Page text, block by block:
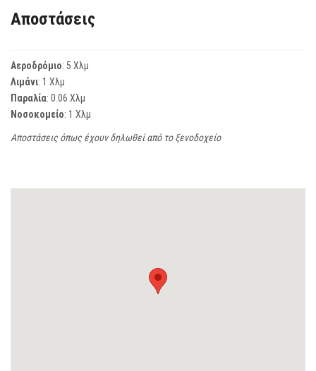
Αποστάσεις
Αεροδρόμιο: 5 Χλμ
Λιμάνι: 1 Χλμ
Παραλία: 0.06 Χλμ
Νοσοκομείο: 1 Χλμ
Αποστάσεις όπως έχουν δηλωθεί από το ξενοδοχείο